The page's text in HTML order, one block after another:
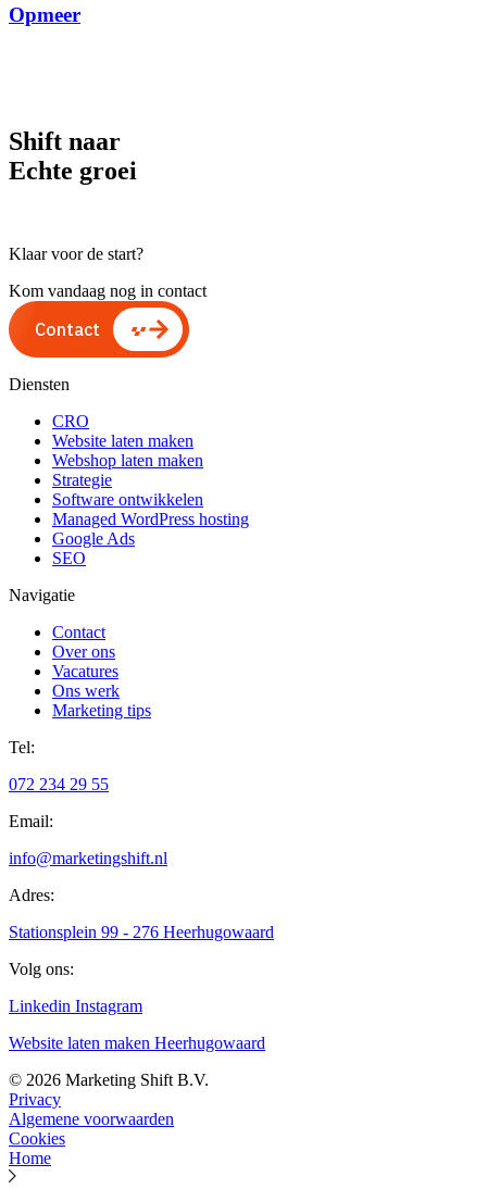
Opmeer
Shift naar
Echte groei
Klaar voor de start?
Kom vandaag nog in contact
Contact
Diensten
CRO
Website laten maken
Webshop laten maken
Strategie
Software ontwikkelen
Managed WordPress hosting
Google Ads
SEO
Navigatie
Contact
Over ons
Vacatures
Ons werk
Marketing tips
Tel:
072 234 29 55
Email:
info@marketingshift.nl
Adres:
Stationsplein 99 - 276 Heerhugowaard
Volg ons:
Linkedin Instagram
Website laten maken Heerhugowaard
© 2026 Marketing Shift B.V.
Privacy
Algemene voorwaarden
Cookies
Home